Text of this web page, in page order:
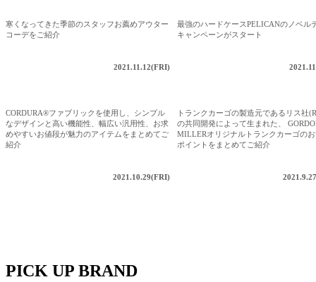
寒くなってきた季節のスタッフお薦めアウター
コーデをご紹介
最強のハードケースPELICANのノベル
キャンペーンがスタート
2021.11.12(FRI)
CORDURA®ファブリックを使用し、シンプル
なデザインと高い機能性、幅広い汎用性、お求
めやすいお値段が魅力のアイテムをまとめてご
紹介
トランクカーゴの製造元であるリス社
の共同開発によって生まれた、
MILLERオリジナルトランクカーゴの
ポイントをまとめてご紹介
2021.10.29(FRI)
PICK UP BRAND